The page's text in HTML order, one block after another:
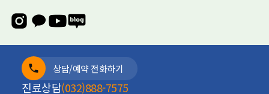
상담/예약 전화하기
진료상담(032)888-7575